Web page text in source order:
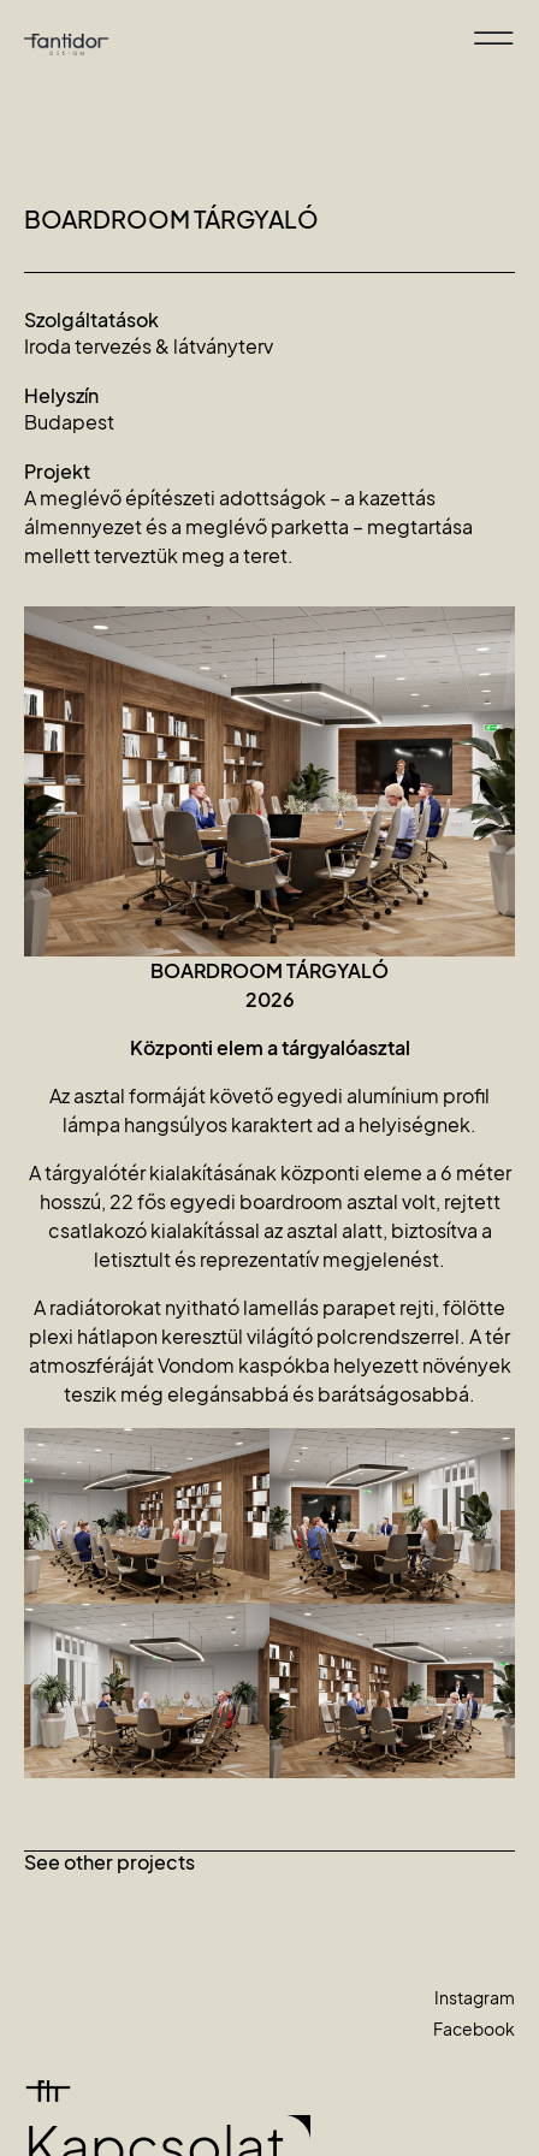
BOARDROOM TÁRGYALÓ
Szolgáltatások
Iroda tervezés & látványterv
Helyszín
Budapest
Projekt
A meglévő építészeti adottságok – a kazettás
álmennyezet és a meglévő parketta – megtartása
mellett terveztük meg a teret.
BOARDROOM TÁRGYALÓ
2026
Központi elem a tárgyalóasztal
Az asztal formáját követő egyedi alumínium profil
lámpa hangsúlyos karaktert ad a helyiségnek.
A tárgyalótér kialakításának központi eleme a 6 méter
hosszú, 22 fős egyedi boardroom asztal volt, rejtett
csatlakozó kialakítással az asztal alatt, biztosítva a
letisztult és reprezentatív megjelenést.
A radiátorokat nyitható lamellás parapet rejti, fölötte
plexi hátlapon keresztül világító polcrendszerrel. A tér
atmoszféráját Vondom kaspókba helyezett növények
teszik még elegánsabbá és barátságosabbá.
See other projects
Instagram
Facebook